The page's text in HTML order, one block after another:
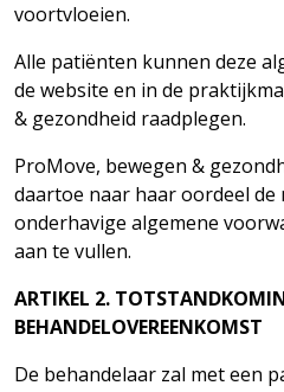
voortvloeien.
Alle patiënten kunnen deze
de website en in de
& gezondheid raadplegen.
ProMove, bewegen &
daartoe naar haar oordeel de
onderhavige algemene
aan te vullen.
ARTIKEL 2.
BEHANDELOVEREENKOMST
De behandelaar zal met een